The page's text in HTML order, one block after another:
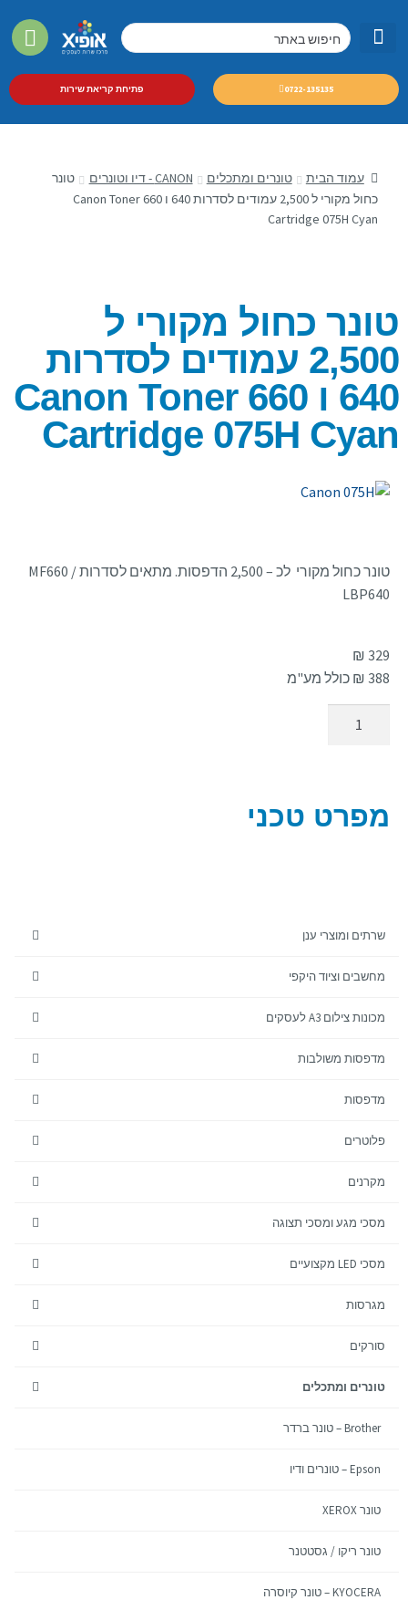
0722-135135 פתיחת קריאת שירות
עמוד הבית טונרים ומתכלים CANON - דיו וטונרים
טונר
כחול מקורי ל 2,500 עמודים לסדרות 640 ו 660 Canon Toner
Cartridge 075H Cyan
שרתים ומוצרי ענן
מחשבים וציוד היקפי
מכונות צילום A3 לעסקים
מדפסות משולבות
מדפסות
פלוטרים
מקרנים
מסכי מגע ומסכי תצוגה
מסכי LED מקצועיים
מגרסות
סורקים
טונרים ומתכלים
Brother – טונר ברדר
Epson – טונרים ודיו
טונר XEROX
טונר ריקו / גסטטנר
KYOCERA – טונר קיוסרה
טונר כחול מקורי ל
2,500 עמודים לסדרות
640 ו 660 Canon Toner
Cartridge 075H Cyan
טונר כחול מקורי לכ – 2,500 הדפסות. מתאים לסדרות MF660 /
LBP640
329
₪
388 ₪ כולל מע"מ
מפרט טכני